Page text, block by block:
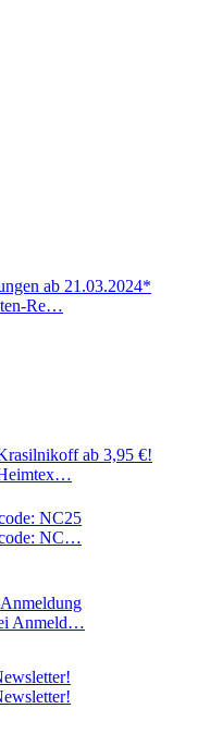
ab 21.03.2024*
Re…
ab 3,95 €!
NC25
NC…
Anmeld…